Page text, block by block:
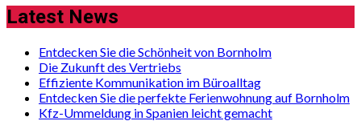
Latest News
Entdecken Sie die Schönheit von Bornholm
Die Zukunft des Vertriebs
Effiziente Kommunikation im Büroalltag
Entdecken Sie die perfekte Ferienwohnung auf Bornholm
Kfz-Ummeldung in Spanien leicht gemacht